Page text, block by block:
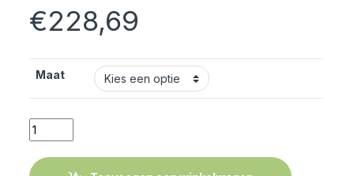
€228,69
Maat
Quantity